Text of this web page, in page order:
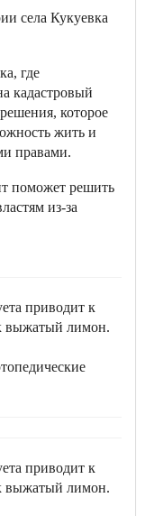
села Кукуевка
где
кадастровый
которое
жить и
правами.
поможет решить
из-за
приводит к
выжатый лимон.
приводит к
выжатый лимон.